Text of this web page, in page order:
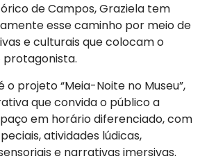
de Campos, Graziela tem
esse caminho por meio de
e culturais que colocam o
o projeto “Meia-Noite no Museu”,
que convida o público a
em horário diferenciado, com
atividades lúdicas,
e narrativas imersivas.